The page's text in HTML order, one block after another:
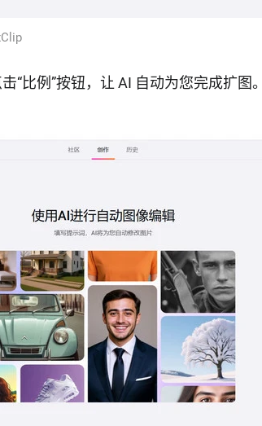
“比例”按钮，让 AI 自动为您完成扩图。